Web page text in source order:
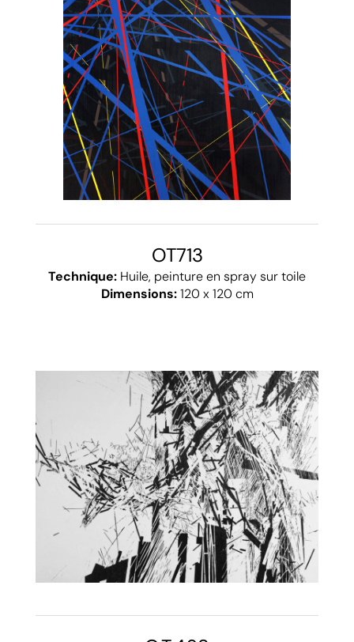
OT713
Technique: Huile, peinture en spray sur toile
Dimensions:120 x 120 cm